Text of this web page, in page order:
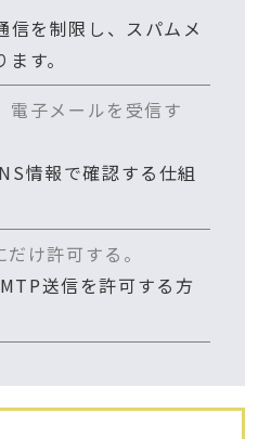
を制限し、スパムメ
す。
電子メールを受信す
情報で確認する仕組
け許可する。
送信を許可する方